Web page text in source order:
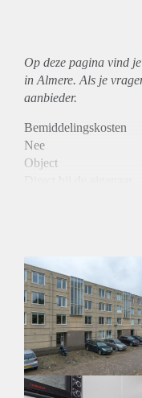
Op deze pagina vind
in Almere. Als je
aanbieder.
Bemiddelingskosten
Nee
Object
Huurtoeslag
Niet mogelijk
Inkomen eis
3,3 X Maandhuur
Huurtermijn
Onbepaalde termijn
Oplevering
Kaal